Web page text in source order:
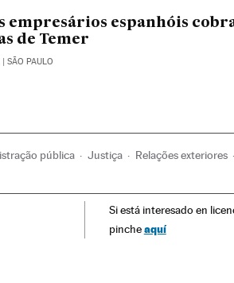
empresários espanhóis
de Temer
| SÃO PAULO
pública Justiça Relações exteriores
Si está interesado en
pincheaquí